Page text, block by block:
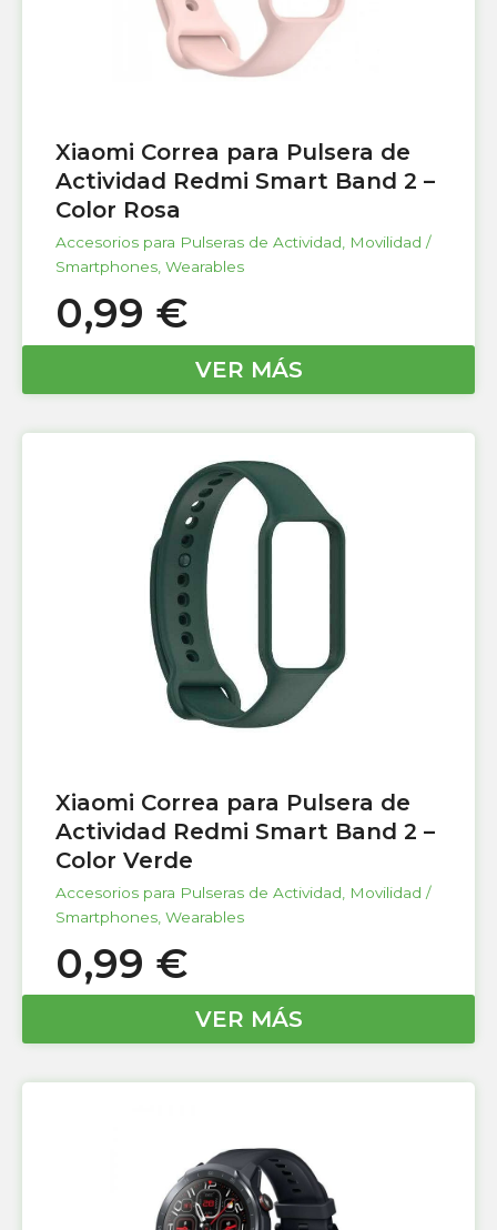
Xiaomi Correa para Pulsera de
Actividad Redmi Smart Band 2 –
Color Rosa
Accesorios para Pulseras de Actividad, Movilidad /
Smartphones, Wearables
0,99 €
VER MÁS
Xiaomi Correa para Pulsera de
Actividad Redmi Smart Band 2 –
Color Verde
Accesorios para Pulseras de Actividad
Movilidad /
Smartphones Wearables
0,99 €
VER MÁS